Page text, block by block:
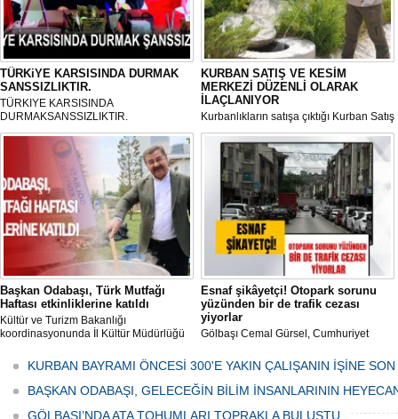
TÜRKiYE KARSISINDA DURMAK
SANSSIZLIKTIR.
TÜRKIYE KARSISINDA
DURMAKSANSSIZLIKTIR.
KURBAN SATIŞ VE KESİM
MERKEZİ DÜZENLİ OLARAK
İLAÇLANIYOR
Kurbanlıkların satışa çıktığı Kurban Satış
ve Kesim Merkezi, haşere ve
mikropların önüne geçilmesi amacıyla
her gün Gölbaşı Belediyesi ekipleri
tarafından düzenli olarak ilaçlanıyor.
Başkan Odabaşı, Türk Mutfağı
Haftası etkinliklerine katıldı
Kültür ve Turizm Bakanlığı
koordinasyonunda İl Kültür Müdürlüğü
Haftası" etkinlikleri Ankara'da devam
ediyor.
Esnaf şikâyetçi! Otopark sorunu
yüzünden bir de trafik cezası
yiyorlar
Gölbaşı Cemal Gürsel, Cumhuriyet
bulunan esnaf ve alışverişe gelen
vatandaşlar park cezaları yüzünden
canından bezdi.
KURBAN BAYRAMI ÖNCESİ 300'E YAKIN ÇALIŞANIN İŞİNE
BAŞKAN ODABAŞI, GELECEĞİN BİLİM İNSANLARININ
GÖLBAŞI’NDA ATA TOHUMLARI TOPRAKLA BULUŞTU